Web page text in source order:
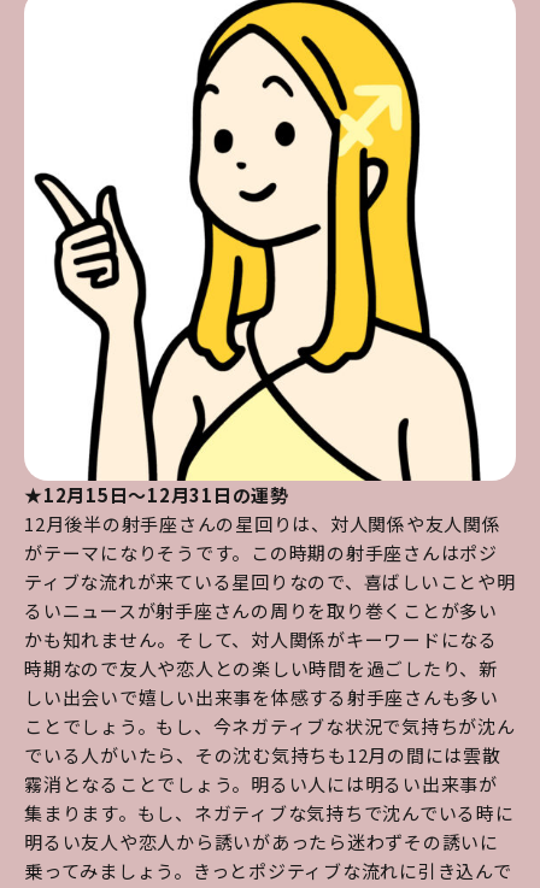
★12月15日～12月31日の運勢
12月後半の射手座さんの星回りは、対人関係や友人関係
がテーマになりそうです。この時期の射手座さんはポジ
ティブな流れが来ている星回りなので、喜ばしいことや明
るいニュースが射手座さんの周りを取り巻くことが多い
かも知れません。そして、対人関係がキーワードになる
時期なので友人や恋人との楽しい時間を過ごしたり、新
しい出会いで嬉しい出来事を体感する射手座さんも多い
ことでしょう。もし、今ネガティブな状況で気持ちが沈ん
でいる人がいたら、その沈む気持ちも12月の間には雲散
霧消となることでしょう。明るい人には明るい出来事が
集まります。もし、ネガティブな気持ちで沈んでいる時に
明るい友人や恋人から誘いがあったら迷わずその誘いに
乗ってみましょう。きっとポジティブな流れに引き込んで